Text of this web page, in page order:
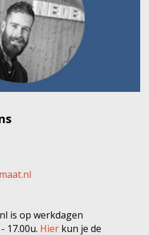
is op werkdagen
17.00u. Hier kun je de